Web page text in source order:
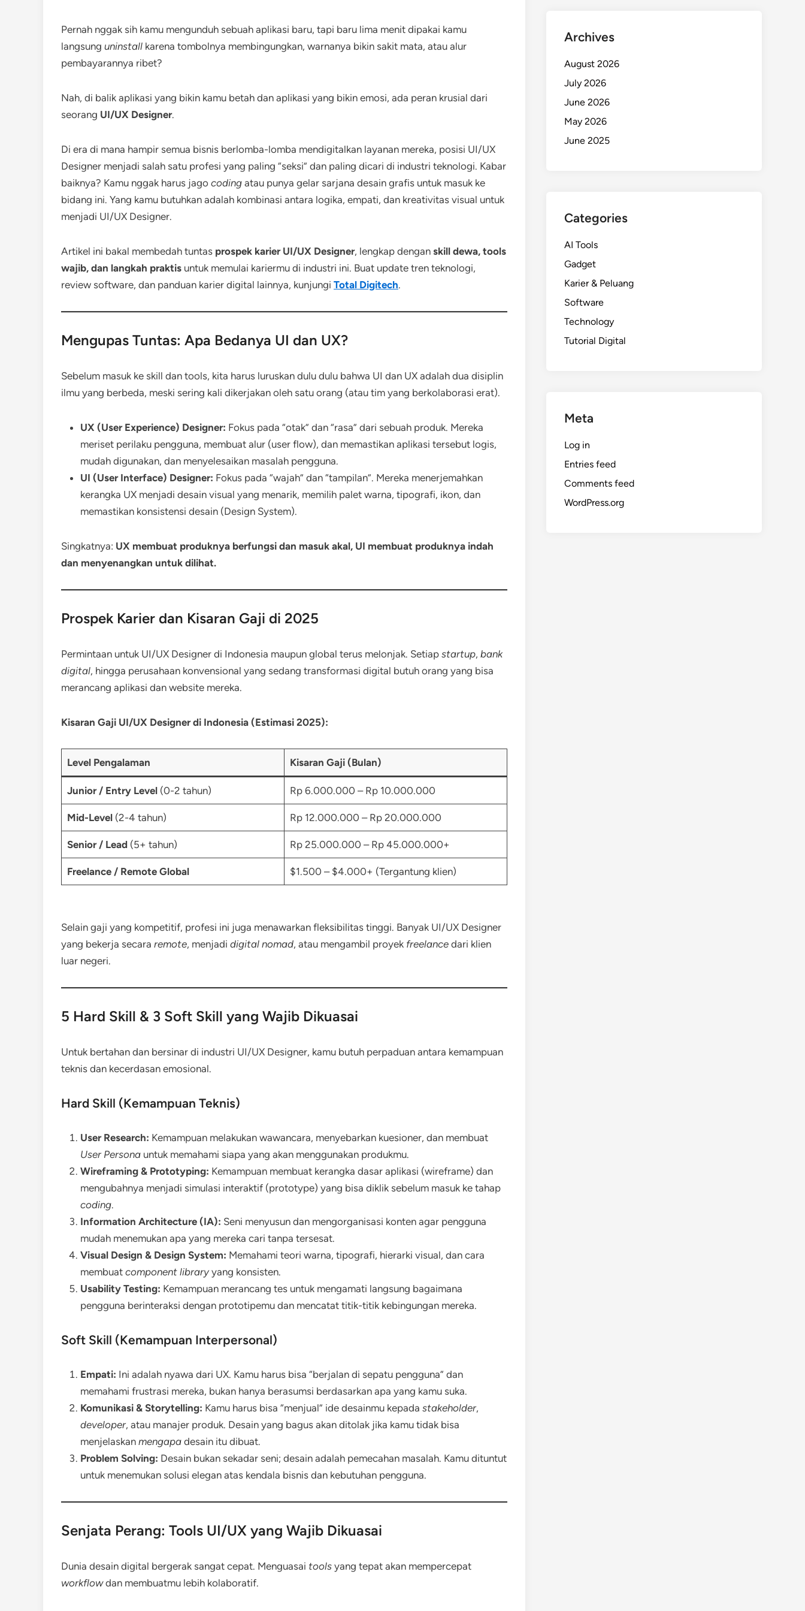
Pernah nggak sih kamu mengunduh sebuah aplikasi baru, tapi baru lima menit dipakai kamu
langsung uninstall karena tombolnya membingungkan, warnanya bikin sakit mata, atau alur
pembayarannya ribet?
Nah, di balik aplikasi yang bikin kamu betah dan aplikasi yang bikin emosi, ada peran krusial dari
seorang UI/UX Designer.
Di era di mana hampir semua bisnis berlomba-lomba mendigitalkan layanan mereka, posisi UI/UX
Designer menjadi salah satu profesi yang paling “seksi” dan paling dicari di industri teknologi. Kabar
baiknya? Kamu nggak harus jago coding atau punya gelar sarjana desain grafis untuk masuk ke
bidang ini. Yang kamu butuhkan adalah kombinasi antara logika, empati, dan kreativitas visual untuk
menjadi UI/UX Designer.
Artikel ini bakal membedah tuntas prospek karier UI/UX Designer, lengkap dengan skill dewa, tools
wajib, dan langkah praktis untuk memulai kariermu di industri ini. Buat update tren teknologi,
review software, dan panduan karier digital lainnya, kunjungi Total Digitech.
Mengupas Tuntas: Apa Bedanya UI dan UX?
Sebelum masuk ke skill dan tools, kita harus luruskan dulu dulu bahwa UI dan UX adalah dua disiplin
ilmu yang berbeda, meski sering kali dikerjakan oleh satu orang (atau tim yang berkolaborasi erat).
UX (User Experience) Designer: Fokus pada “otak” dan “rasa” dari sebuah produk. Mereka
meriset perilaku pengguna, membuat alur (user flow), dan memastikan aplikasi tersebut logis,
mudah digunakan, dan menyelesaikan masalah pengguna.
UI (User Interface) Designer: Fokus pada “wajah” dan “tampilan”. Mereka menerjemahkan
kerangka UX menjadi desain visual yang menarik, memilih palet warna, tipografi, ikon, dan
memastikan konsistensi desain (Design System).
Singkatnya: UX membuat produknya berfungsi dan masuk akal, UI membuat produknya indah
dan menyenangkan untuk dilihat.
Prospek Karier dan Kisaran Gaji di 2025
Permintaan untuk UI/UX Designer di Indonesia maupun global terus melonjak. Setiap startup, bank
digital, hingga perusahaan konvensional yang sedang transformasi digital butuh orang yang bisa
merancang aplikasi dan website mereka.
Kisaran Gaji UI/UX Designer di Indonesia (Estimasi 2025):
Level Pengalaman Kisaran Gaji (Bulan)
Junior / Entry Level(0-2 tahun) Rp 6.000.000 – Rp 10.000.000
Mid-Level(2-4 tahun) Rp 12.000.000 – Rp 20.000.000
Senior / Lead(5+ tahun) Rp 25.000.000 – Rp 45.000.000+
Freelance / Remote Global $1.500 – $4.000+ (Tergantung klien)
Selain gaji yang kompetitif, profesi ini juga menawarkan fleksibilitas tinggi. Banyak UI/UX Designer
yang bekerja secara remote, menjadi digital nomad, atau mengambil proyek freelance dari klien
luar negeri.
5 Hard Skill & 3 Soft Skill yang Wajib Dikuasai
Untuk bertahan dan bersinar di industri UI/UX Designer, kamu butuh perpaduan antara kemampuan
teknis dan kecerdasan emosional.
Hard Skill (Kemampuan Teknis)
User Research: Kemampuan melakukan wawancara, menyebarkan kuesioner, dan membuat
User Persona untuk memahami siapa yang akan menggunakan produkmu.
Wireframing & Prototyping: Kemampuan membuat kerangka dasar aplikasi (wireframe) dan
mengubahnya menjadi simulasi interaktif (prototype) yang bisa diklik sebelum masuk ke tahap
coding.
Information Architecture (IA): Seni menyusun dan mengorganisasi konten agar pengguna
mudah menemukan apa yang mereka cari tanpa tersesat.
Visual Design & Design System: Memahami teori warna, tipografi, hierarki visual, dan cara
membuat component libraryyang konsisten.
Usability Testing: Kemampuan merancang tes untuk mengamati langsung bagaimana
pengguna berinteraksi dengan prototipemu dan mencatat titik-titik kebingungan mereka.
Soft Skill (Kemampuan Interpersonal)
Empati: Ini adalah nyawa dari UX. Kamu harus bisa “berjalan di sepatu pengguna” dan
memahami frustrasi mereka, bukan hanya berasumsi berdasarkan apa yang kamu suka.
Komunikasi & Storytelling: Kamu harus bisa “menjual” ide desainmu kepada stakeholder,
developer, atau manajer produk. Desain yang bagus akan ditolak jika kamu tidak bisa
menjelaskan mengapa desain itu dibuat.
Problem Solving: Desain bukan sekadar seni; desain adalah pemecahan masalah. Kamu dituntut
untuk menemukan solusi elegan atas kendala bisnis dan kebutuhan pengguna.
Senjata Perang: Tools UI/UX yang Wajib Dikuasai
Dunia desain digital bergerak sangat cepat. Menguasai tools yang tepat akan mempercepat
workflowdan membuatmu lebih kolaboratif.
Archives
August 2026
July 2026
June 2026
May 2026
June 2025
Categories
AI Tools
Gadget
Karier & Peluang
Software
Technology
Tutorial Digital
Meta
Log in
Entries feed
Comments feed
WordPress.org